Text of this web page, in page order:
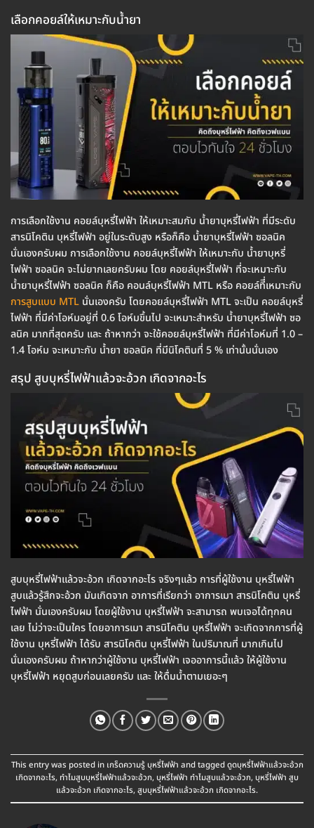
เลือกคอยล์ให้เหมาะกับน้ำยา
การเลือกใช้งาน คอยล์บุหรี่ไฟฟ้า ให้เหมาะสมกับ น้ำยาบุหรี่ไฟฟ้า ที่มีระดับ
สารนิโคติน บุหรี่ไฟฟ้า อยู่ในระดับสูง หรือก็คือ น้ำยาบุหรี่ไฟฟ้า ซอลนิค
นั่นเองครับผม การเลือกใช้งาน คอยล์บุหรี่ไฟฟ้า ให้เหมาะกับ น้ำยาบุหรี่
ไฟฟ้า ซอลนิค จะไม่ยากเลยครับผม โดย คอยล์บุหรี่ไฟฟ้า ที่จะเหมาะกับ
น้ำยาบุหรี่ไฟฟ้า ซอลนิค ก็คือ คอนล์บุหรี่ไฟฟ้า MTL หรือ คอยล์ทีี่เหมาะกับ
การสูบแบบ MTL นั่นเองครับ โดยคอยล์บุหรี่ไฟฟ้า MTL จะเป็น คอยล์บุหรี่
ไฟฟ้า ที่มีค่าโอห์มอยู่ที่ 0.6 โอห์มขึ้นไป จะเหมาะสำหรับ น้ำยาบุหรี่ไฟฟ้า ซอ
ลนิค มากที่สุดครับ และ ถ้าหากว่า จะใช้คอยล์บุหรี่ไฟฟ้า ที่มีค่าโอห์มที่ 1.0 –
1.4 โอห์ม จะเหมาะกับ น้ำยา ซอลนิค ที่มีนิโคตินที่ 5 % เท่านั้นนั่นเอง
สรุป สูบบุหรี่ไฟฟ้าแล้วจะอ้วก เกิดจากอะไร
สูบบุหรี่ไฟฟ้าแล้วจะอ้วก เกิดจากอะไร จริงๆแล้ว การที่ผู้ใช้งาน บุหรี่ไฟฟ้า
สูบแล้วรู้สึกจะอ้วก มันเกิดจาก อาการที่เรียกว่า อาการเมา สารนิโคติน บุหรี่
ไฟฟ้า นั่นเองครับผม โดยผู้ใช้งาน บุหรี่ไฟฟ้า จะสามารถ พบเจอได้ทุกคน
เลย ไม่ว่าจะเป็นใคร โดยอาการเมา สารนิโคติน บุหรี่ไฟฟ้า จะเกิดจากการที่ผู้
ใช้งาน บุหรี่ไฟฟ้า ได้รับ สารนิโคติน บุหรี่ไฟฟ้า ในปริมาณที่ มากเกินไป
นั่นเองครับผม ถ้าหากว่าผู้ใช้งาน บุหรี่ไฟฟ้า เจออาการนี้แล้ว ให้ผู้ใช้งาน
บุหรี่ไฟฟ้า หยุดสูบก่อนเลยครับ และ ให้ดื่มน้ำตามเยอะๆ
This entry was posted in เกร็ดความรู้ บุหรี่ไฟฟ้า and taggedดูดบุหรี่ไฟฟ้าแล้วจะอ้วก
เกิดจากอะไร, ทำไมสูบบุหรี่ไฟฟ้าแล้วจะอ้วก, บุหรี่ไฟฟ้า ทำไมสูบแล้วจะอ้วก, บุหรี่ไฟฟ้า สูบ
แล้วจะอ้วก เกิดจากอะไร, สูบบุหรี่ไฟฟ้าแล้วจะอ้วก เกิดจากอะไร.